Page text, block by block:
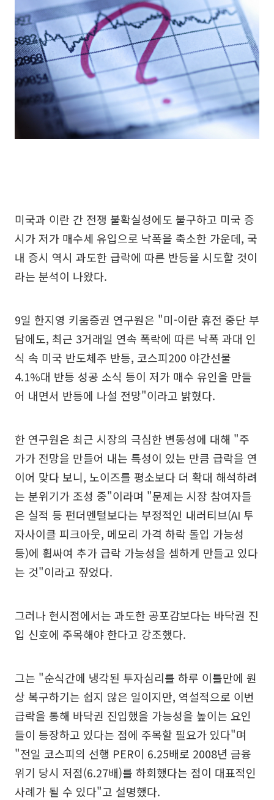
미국과 이란 간 전쟁 불확실성에도 불구하고 미국 증
시가 저가 매수세 유입으로 낙폭을 축소한 가운데, 국
내 증시 역시 과도한 급락에 따른 반등을 시도할 것이
라는 분석이 나왔다.
9일 한지영 키움증권 연구원은 "미-이란 휴전 중단 부
담에도, 최근 3거래일 연속 폭락에 따른 낙폭 과대 인
식 속 미국 반도체주 반등, 코스피200 야간선물
4.1%대 반등 성공 소식 등이 저가 매수 유인을 만들
어 내면서 반등에 나설 전망"이라고 밝혔다.
한 연구원은 최근 시장의 극심한 변동성에 대해 "주
가가 전망을 만들어 내는 특성이 있는 만큼 급락을 연
이어 맞다 보니, 노이즈를 평소보다 더 확대 해석하려
는 분위기가 조성 중"이라며 "문제는 시장 참여자들
은 실적 등 펀더멘털보다는 부정적인 내러티브(AI 투
자사이클 피크아웃, 메모리 가격 하락 돌입 가능성
등)에 휩싸여 추가 급락 가능성을 셈하게 만들고 있다
는 것"이라고 짚었다.
그러나 현시점에서는 과도한 공포감보다는 바닥권 진
입 신호에 주목해야 한다고 강조했다.
그는 "순식간에 냉각된 투자심리를 하루 이틀만에 원
상 복구하기는 쉽지 않은 일이지만, 역설적으로 이번
급락을 통해 바닥권 진입했을 가능성을 높이는 요인
들이 등장하고 있다는 점에 주목할 필요가 있다"며
"전일 코스피의 선행 PER이 6.25배로 2008년 금융
위기 당시 저점(6.27배)를 하회했다는 점이 대표적인
사례가 될 수 있다"고 설명했다.